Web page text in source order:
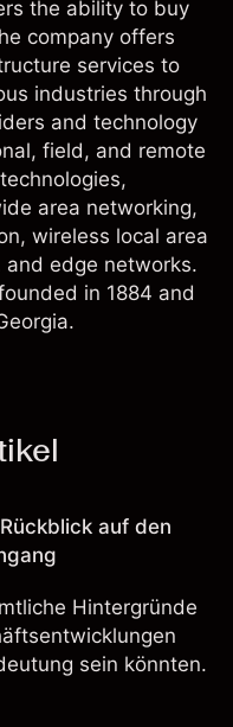
the ability to buy
company offers
services to
industries through
and technology
field, and remote
area networking,
wireless local area
edge networks.
in 1884 and
auf den
Hintergründe
sein könnten.